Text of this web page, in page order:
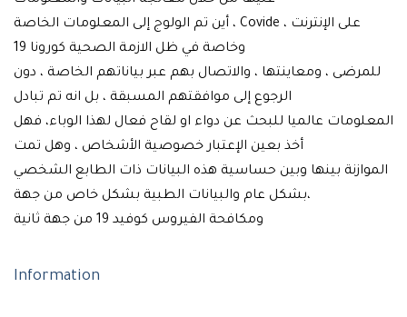
أين تم الولوج إلى المعلومات الخاصة ، Covide على الإنترنت ،
وخاصة في ظل الازمة الصحية كورونا 19
للمرضى ، ومعاينتها ، والاتصال بهم عبر بياناتهم الخاصة ، دون
الرجوع إلى موافقتهم المسبقة ، بل انه تم تبادل
المعلومات عالميا للبحث عن دواء او لقاح فعال لهذا الوباء، فهل
أخذ بعين الإعتبار خصوصية الأشخاص ، وهل تمت
الموازنة بينها وبين حساسية هذه البيانات ذات الطابع الشخصي
بشكل عام والبيانات الطبية بشكل خاص من جهة،
ومكافحة الفيروس كوفيد 19 من جهة ثانية
Information